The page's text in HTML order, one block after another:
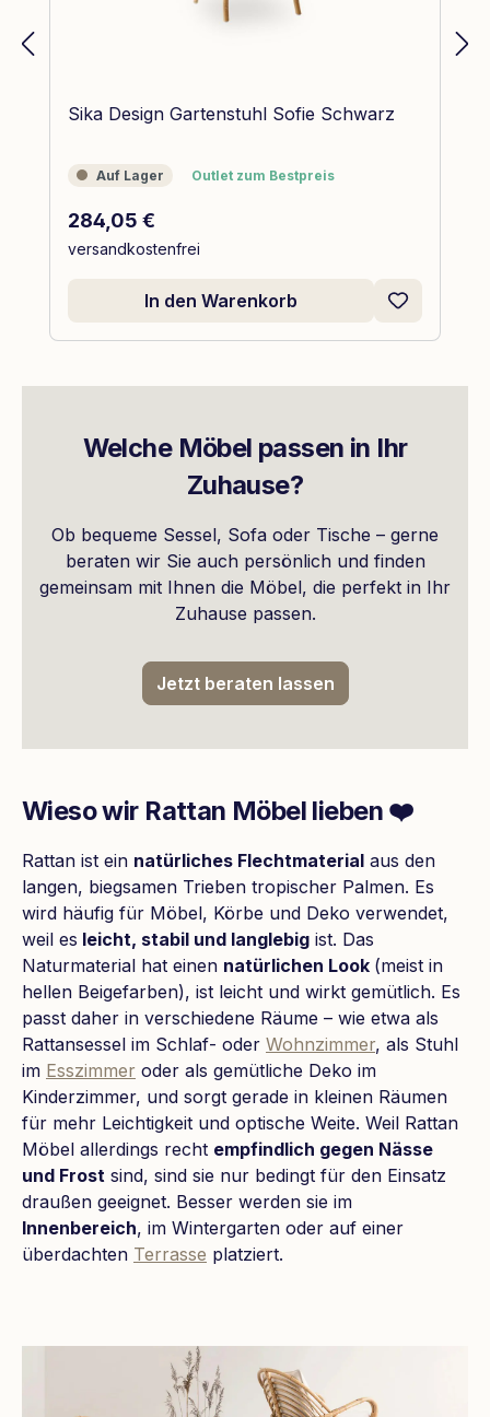
Sika Design Gartenstuhl Sofie Schwarz
Auf Lager
Auf Lager Outlet zum Bestpreis
Outlet zum Bestpreis
Regulärer Preis:
284,05 €
versandkostenfrei
In den Warenkorb
Welche Möbel passen in Ihr
Zuhause?
Ob bequeme Sessel, Sofa oder Tische – gerne
beraten wir Sie auch persönlich und finden
gemeinsam mit Ihnen die Möbel, die perfekt in Ihr
Zuhause passen.
Jetzt beraten lassen
Wieso wir Rattan Möbel lieben ❤️
Rattan ist ein natürliches Flechtmaterial aus den
langen, biegsamen Trieben tropischer Palmen. Es
wird häufig für Möbel, Körbe und Deko verwendet,
weil es leicht, stabil und langlebig ist. Das
Naturmaterial hat einen natürlichen Look (meist in
hellen Beigefarben), ist leicht und wirkt gemütlich. Es
passt daher in verschiedene Räume – wie etwa als
Rattansessel im Schlaf- oder Wohnzimmer, als Stuhl
im Esszimmer oder als gemütliche Deko im
Kinderzimmer, und sorgt gerade in kleinen Räumen
für mehr Leichtigkeit und optische Weite. Weil Rattan
Möbel allerdings recht empfindlich gegen Nässe
und Frost sind, sind sie nur bedingt für den Einsatz
draußen geeignet. Besser werden sie im
Innenbereich, im Wintergarten oder auf einer
überdachten Terrasse platziert.